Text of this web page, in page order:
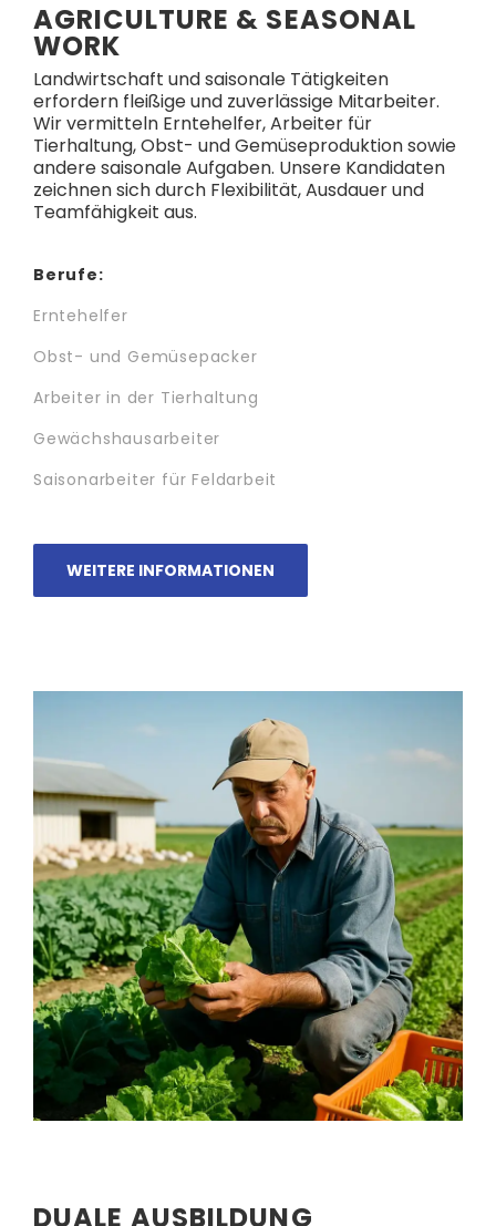
AGRICULTURE & SEASONAL
WORK
Landwirtschaft und saisonale Tätigkeiten
erfordern fleißige und zuverlässige Mitarbeiter.
Wir vermitteln Erntehelfer, Arbeiter für
Tierhaltung, Obst- und Gemüseproduktion sowie
andere saisonale Aufgaben. Unsere Kandidaten
zeichnen sich durch Flexibilität, Ausdauer und
Teamfähigkeit aus.
Berufe:
Erntehelfer
Obst- und Gemüsepacker
Arbeiter in der Tierhaltung
Gewächshausarbeiter
Saisonarbeiter für Feldarbeit
WEITERE INFORMATIONEN
DUALE AUSBILDUNG